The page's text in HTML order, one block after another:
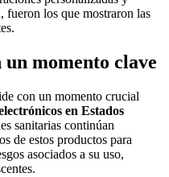
fueron los que mostraron las
un momento clave
con un momento crucial
en Estados
sanitarias continúan
de estos productos para
asociados a su uso,